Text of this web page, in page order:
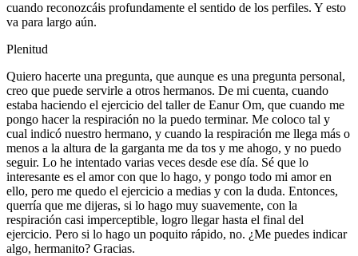
cuando reconozcáis profundamente el sentido de los perfiles. Y esto
va para largo aún.
Plenitud
Quiero hacerte una pregunta, que aunque es una pregunta personal,
creo que puede servirle a otros hermanos. De mi cuenta, cuando
estaba haciendo el ejercicio del taller de Eanur Om, que cuando me
pongo hacer la respiración no la puedo terminar. Me coloco tal y
cual indicó nuestro hermano, y cuando la respiración me llega más o
menos a la altura de la garganta me da tos y me ahogo, y no puedo
seguir. Lo he intentado varias veces desde ese día. Sé que lo
interesante es el amor con que lo hago, y pongo todo mi amor en
ello, pero me quedo el ejercicio a medias y con la duda. Entonces,
querría que me dijeras, si lo hago muy suavemente, con la
respiración casi imperceptible, logro llegar hasta el final del
ejercicio. Pero si lo hago un poquito rápido, no. ¿Me puedes indicar
algo, hermanito? Gracias.